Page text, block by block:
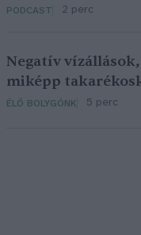
PODCAST 2 perc
Negatív
miképp
ÉLŐ BOLYGÓNK 5 perc